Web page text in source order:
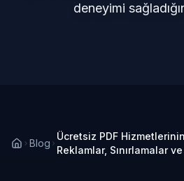
deneyimi
Blog
Ücretsiz PDF
Reklamlar, Sınırlamalar